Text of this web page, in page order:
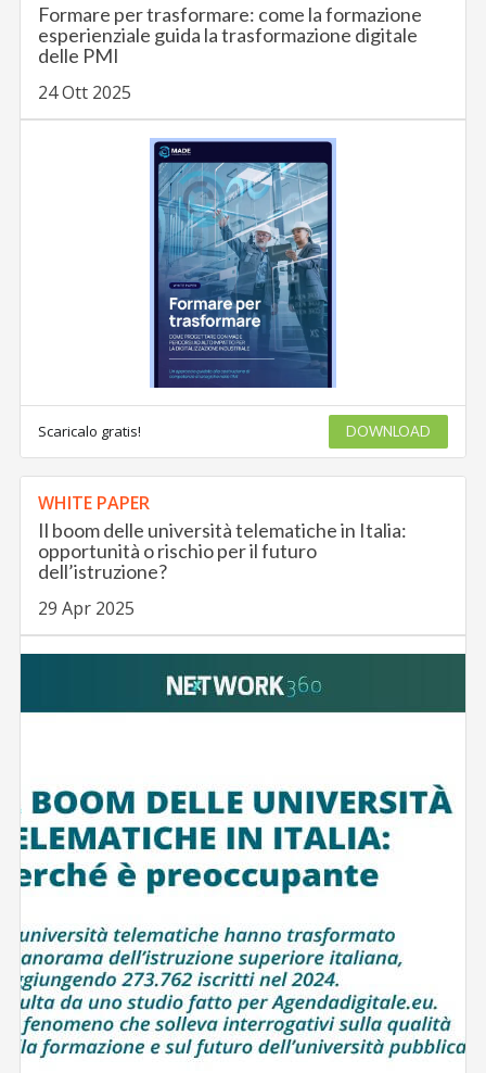
Formare per trasformare: come la formazione
esperienziale guida la trasformazione digitale
delle PMI
24 Ott 2025
Scaricalo gratis! DOWNLOAD
WHITE PAPER
Il boom delle università telematiche in Italia:
opportunità o rischio per il futuro
dell’istruzione?
29 Apr 2025